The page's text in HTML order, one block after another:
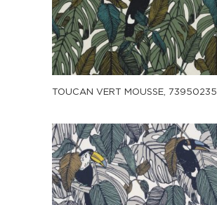
TOUCAN VERT MOUSSE, 73950235